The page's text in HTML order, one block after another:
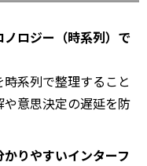
ロジー（時系列）で
系列で整理すること
意思決定の遅延を防
りやすいインターフ